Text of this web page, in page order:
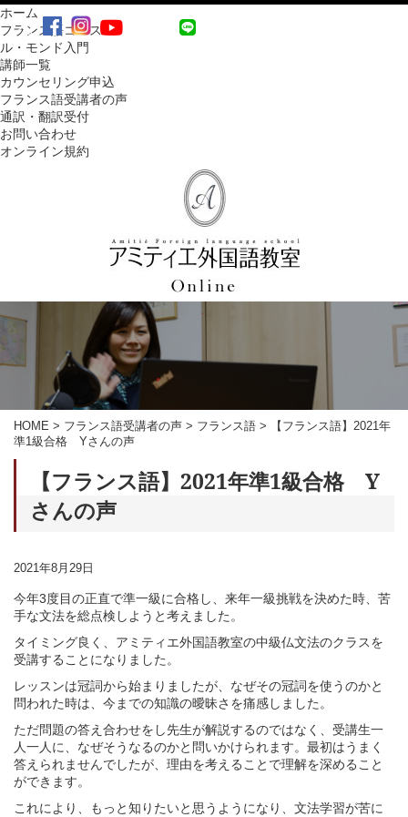
ホーム
フランス語コース
ル・モンド入門
講師一覧
カウンセリング申込
フランス語受講者の声
通訳・翻訳受付
お問い合わせ
オンライン規約
HOME > フランス語受講者の声 > フランス語 >
【フランス語】2021年
準1級合格 Yさんの声
【フランス語】2021年準1級合格 Y
さんの声
2021年8月29日
今年3度目の正直で準一級に合格し、来年一級挑戦を決めた時、苦
手な文法を総点検しようと考えました。
タイミング良く、アミティエ外国語教室の中級仏文法のクラスを
受講することになりました。
レッスンは冠詞から始まりましたが、なぜその冠詞を使うのかと
問われた時は、今までの知識の曖昧さを痛感しました。
ただ問題の答え合わせをし先生が解説するのではなく、受講生一
人一人に、なぜそうなるのかと問いかけられます。最初はうまく
答えられませんでしたが、理由を考えることで理解を深めること
ができます。
これにより、もっと知りたいと思うようになり、文法学習が苦に